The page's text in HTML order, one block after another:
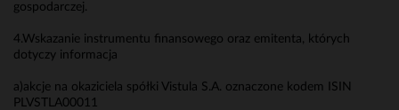
gospodarczej.
4.Wskazanie instrumentu finansowego oraz emitenta, których
dotyczy informacja
a)akcje na okaziciela spółki Vistula S.A. oznaczone kodem ISIN
PLVSTLA00011